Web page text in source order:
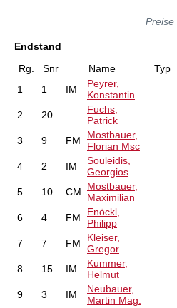
Preise
Endstand
Rg.
Snr Name Typ
1
1 IM
Peyrer,
Konstantin
2 20
Fuchs,
Patrick
3 9 FM
Mostbauer,
Florian Msc
4
2 IM
Souleidis,
Georgios
5 10 CM
Mostbauer,
Maximilian
6
4 FM
Enöckl,
Philipp
7
7 FM
Kleiser,
Gregor
8
15 IM
Kummer,
Helmut
9 3 IM
Neubauer,
Martin Mag.